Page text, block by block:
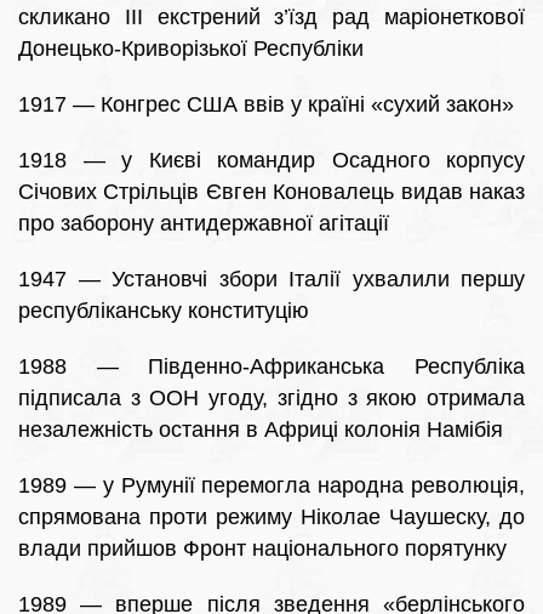
скликано III екстрений з’їзд рад маріонеткової
Донецько-Криворізької Республіки
1917 — Конгрес США ввів у країні «сухий закон»
1918 — у Києві командир Осадного корпусу
Січових Стрільців Євген Коновалець видав наказ
про заборону антидержавної агітації
1947 — Установчі збори Італії ухвалили першу
республіканську конституцію
1988 — Південно-Африканська Республіка
підписала з ООН угоду, згідно з якою отримала
незалежність остання в Африці колонія Намібія
1989 — у Румунії перемогла народна революція,
спрямована проти режиму Ніколае Чаушеску, до
влади прийшов Фронт національного порятунку
1989 — вперше після зведення «берлінського